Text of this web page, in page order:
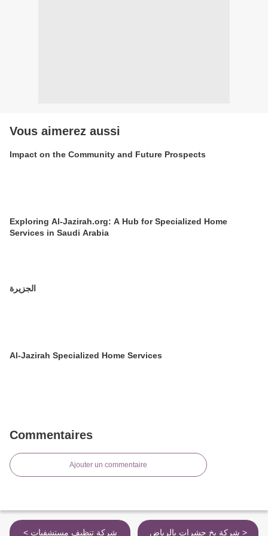
Vous aimerez aussi
Impact on the Community and Future Prospects
Exploring Al-Jazirah.org: A Hub for Specialized Home
Services in Saudi Arabia
الجزيرة
Al-Jazirah Specialized Home Services
Commentaires
Ajouter un commentaire
< شركة تنظيف مستشفيات شركة بخ حشرات بالرياض >